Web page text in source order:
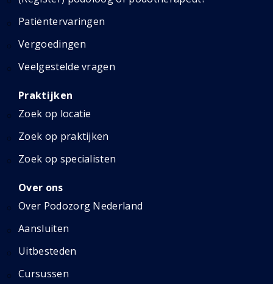
Patiëntervaringen
Vergoedingen
Veelgestelde vragen
Praktijken
Zoek op locatie
Zoek op praktijken
Zoek op specialisten
Over ons
Over Podozorg Nederland
Aansluiten
Uitbesteden
Cursussen